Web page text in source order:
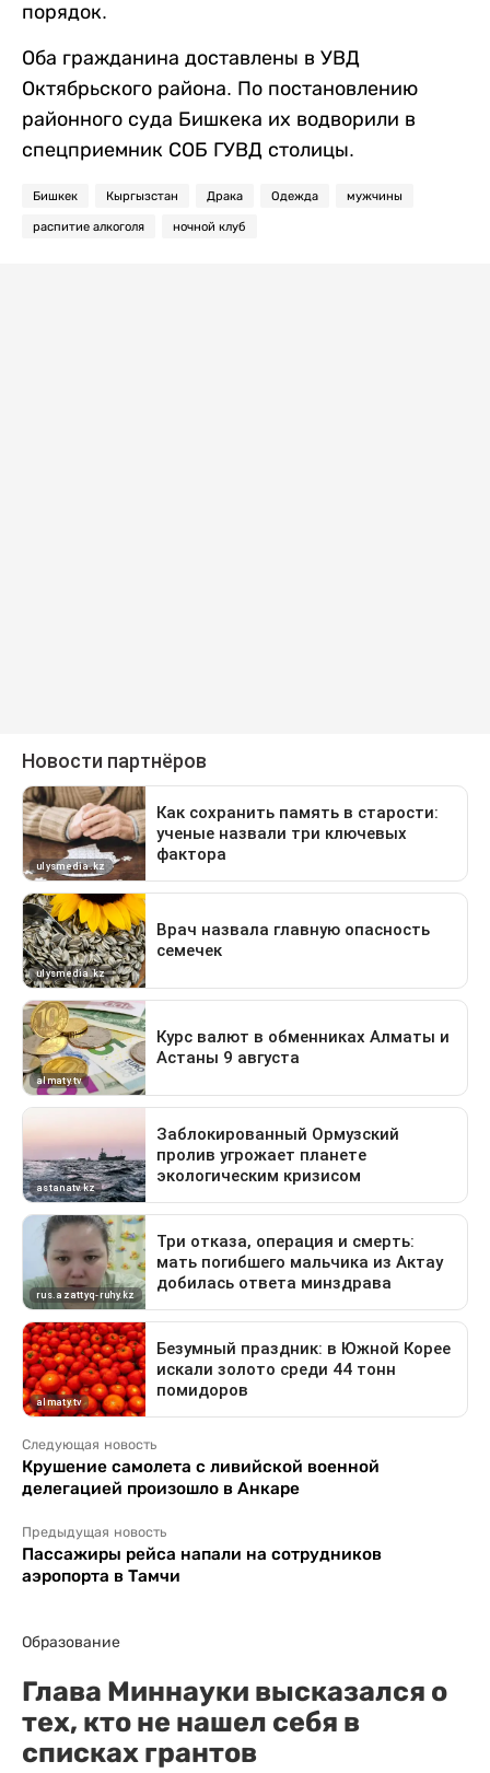
порядок.
Оба гражданина доставлены в УВД
Октябрьского района. По постановлению
районного суда Бишкека их водворили в
спецприемник СОБ ГУВД столицы.
Бишкек Кыргызстан Драка Одежда мужчины
распитие алкоголя ночной клуб
Следующая новость
Крушение самолета с ливийской военной
делегацией произошло в Анкаре
Предыдущая новость
Пассажиры рейса напали на сотрудников
аэропорта в Тамчи
Образование
Глава Миннауки высказался о
тех, кто не нашел себя в
списках грантов